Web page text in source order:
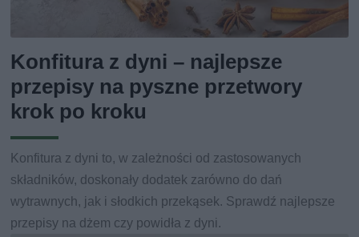
Konfitura z dyni – najlepsze
przepisy na pyszne przetwory
krok po kroku
Konfitura z dyni to, w zależności od zastosowanych
składników, doskonały dodatek zarówno do dań
wytrawnych, jak i słodkich przekąsek. Sprawdź najlepsze
przepisy na dżem czy powidła z dyni.